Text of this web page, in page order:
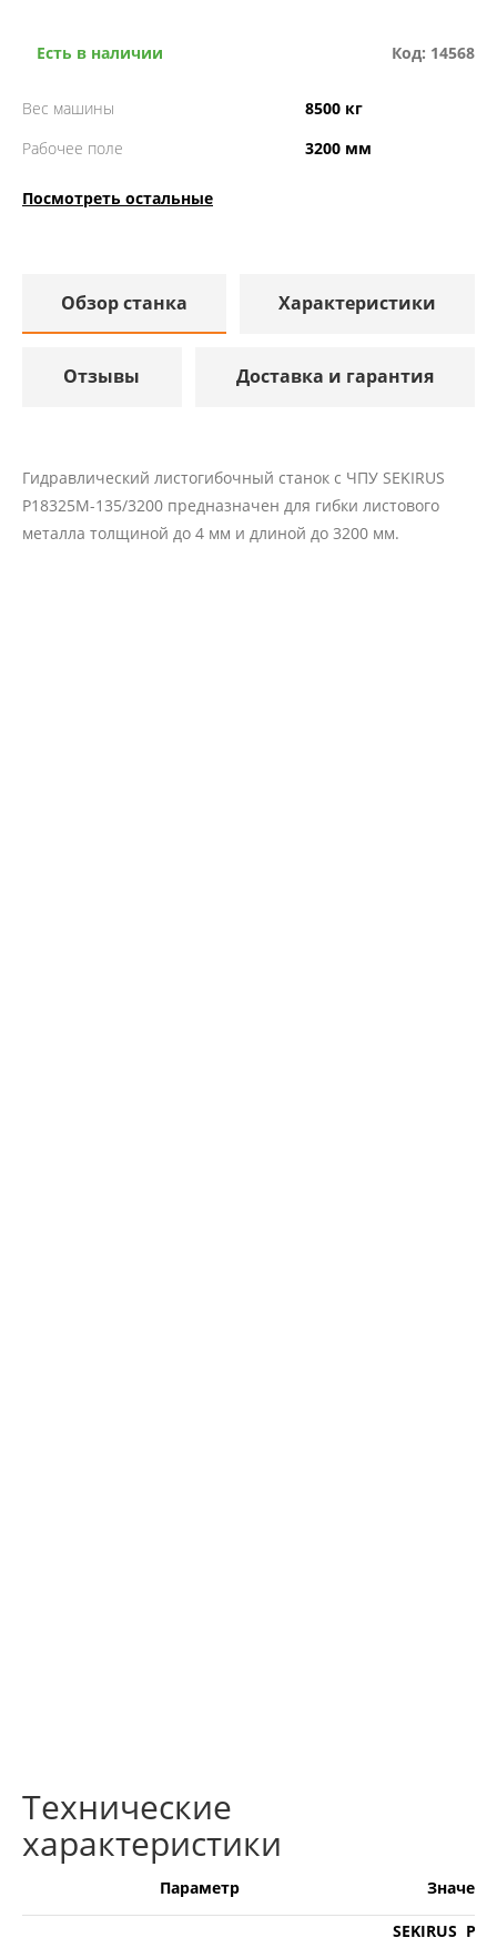
Есть в наличии Код: 14568
Вес машины
8500 кг
Рабочее поле
3200 мм
Посмотреть остальные
Обзор станка Характеристики
Отзывы Доставка и гарантия
Гидравлический листогибочный станок с ЧПУ SEKIRUS
P18325M-135/3200 предназначен для гибки листового
металла толщиной до 4 мм и длиной до 3200 мм.
Технические
характеристики
Параметр
SEKIRUS